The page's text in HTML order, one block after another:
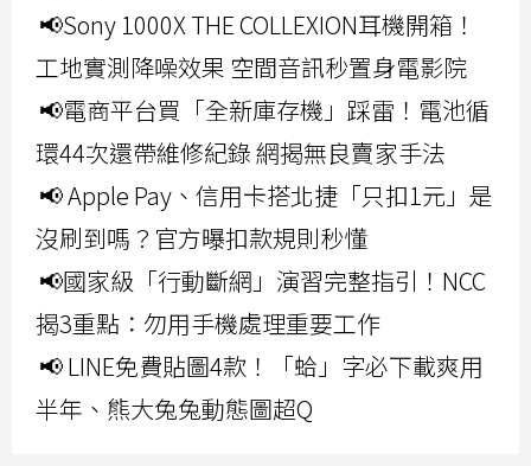
📢Sony 1000X THE COLLEXION耳機開箱！
工地實測降噪效果 空間音訊秒置身電影院
📢電商平台買「全新庫存機」踩雷！電池循
環44次還帶維修紀錄 網揭無良賣家手法
📢 Apple Pay、信用卡搭北捷「只扣1元」是
沒刷到嗎？官方曝扣款規則秒懂
📢國家級「行動斷網」演習完整指引！NCC
揭3重點：勿用手機處理重要工作
📢 LINE免費貼圖4款！「蛤」字必下載爽用
半年、熊大兔兔動態圖超Q